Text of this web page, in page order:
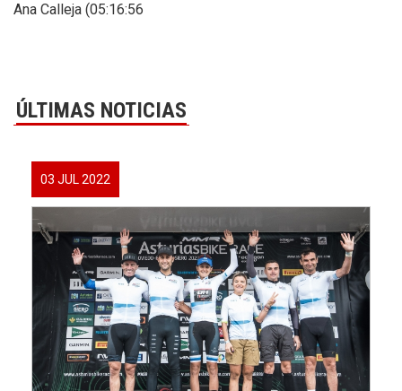
Ana Calleja (05:16:56
ÚLTIMAS NOTICIAS
03 JUL 2022